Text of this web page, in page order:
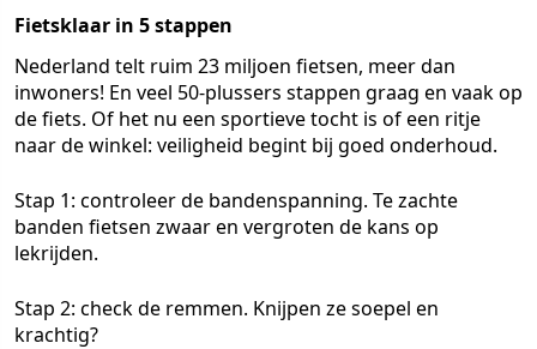
Fietsklaar in 5 stappen
Nederland telt ruim 23 miljoen fietsen, meer dan
inwoners! En veel 50-plussers stappen graag en vaak op
de fiets. Of het nu een sportieve tocht is of een ritje
naar de winkel: veiligheid begint bij goed onderhoud.
Stap 1: controleer de bandenspanning. Te zachte
banden fietsen zwaar en vergroten de kans op
lekrijden.
Stap 2: check de remmen. Knijpen ze soepel en
krachtig?